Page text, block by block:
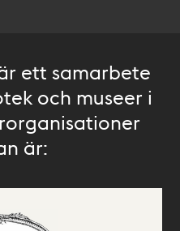
ett samarbete
och museer i
är: